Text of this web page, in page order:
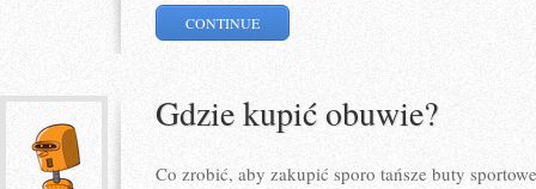
CONTINUE
Gdzie kupić obuwie?
Co zrobić, aby zakupić sporo tańsze buty